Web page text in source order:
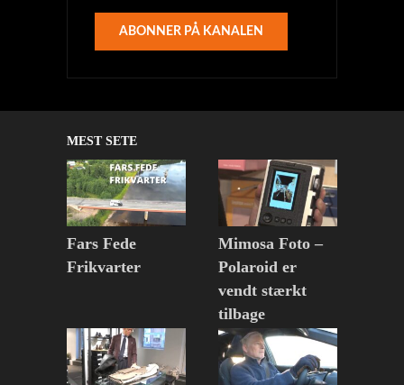
ABONNER PÅ KANALEN
MEST SETE
Fars Fede
Frikvarter
Mimosa Foto –
Polaroid er
vendt stærkt
tilbage